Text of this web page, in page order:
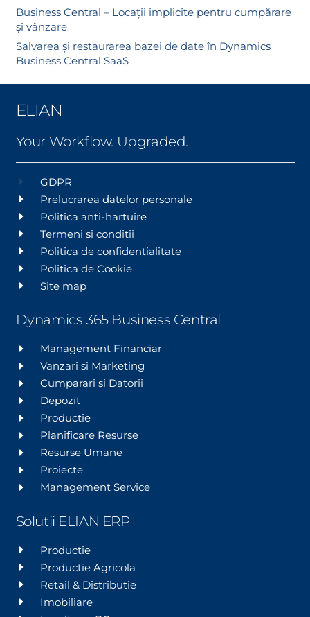
Business Central – Locații implicite pentru cumpărare
și vânzare
Salvarea și restaurarea bazei de date în Dynamics
Business Central SaaS
ELIAN
Your Workflow. Upgraded.
GDPR
Prelucrarea datelor personale
Politica anti-hartuire
Termeni si conditii
Politica de confidentialitate
Politica de Cookie
Site map
Dynamics 365 Business Central
Management Financiar
Vanzari si Marketing
Cumparari si Datorii
Depozit
Productie
Planificare Resurse
Resurse Umane
Proiecte
Management Service
Solutii ELIAN ERP
Productie
Productie Agricola
Retail & Distributie
Imobiliare